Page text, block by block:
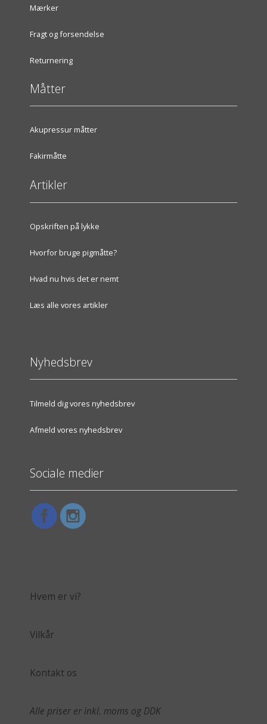
Mærker
Fragt og forsendelse
Returnering
Måtter
Akupressur måtter
Fakirmåtte
Artikler
Opskriften på lykke
Hvorfor bruge pigmåtte?
Hvad nu hvis det er nemt
Læs alle vores artikler
Nyhedsbrev
Tilmeld dig vores nyhedsbrev
Afmeld vores nyhedsbrev
Sociale medier
Hvem er vi?
Vilkår
Kontakt os
Alle priser er inkl. moms og DDK